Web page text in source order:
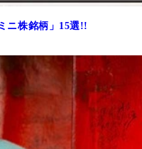
ニ株銘柄」15選!!